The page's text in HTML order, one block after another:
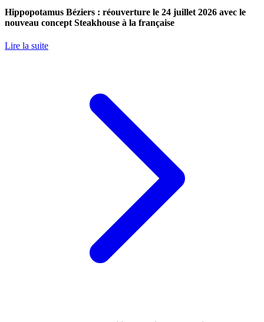
Hippopotamus Béziers : réouverture le 24 juillet 2026 avec le
nouveau concept Steakhouse à la française
Lire la suite